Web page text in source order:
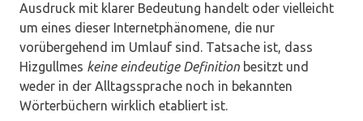
Ausdruck mit klarer Bedeutung handelt oder vielleicht
um eines dieser Internetphänomene, die nur
vorübergehend im Umlauf sind. Tatsache ist, dass
Hizgullmes keine eindeutige Definition besitzt und
weder in der Alltagssprache noch in bekannten
Wörterbüchern wirklich etabliert ist.